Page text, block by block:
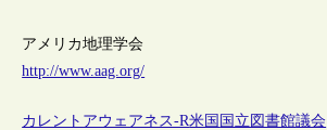
アメリカ地理学会
http://www.aag.org/
カレントアウェアネス-R米国 国立図書館議会